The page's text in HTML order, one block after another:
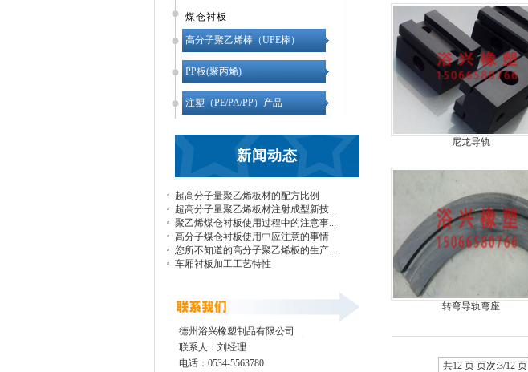
尼龙导轨
转弯导轨弯座
共12 页 页次:3/12 页
煤仓衬板
高分子聚乙烯棒（UPE棒）
PP板(聚丙烯)
注塑（PE/PA/PP）产品
新闻动态
超高分子量聚乙烯板材的配方比例
超高分子量聚乙烯板材注射成型新技...
聚乙烯煤仓衬板使用过程中的注意事...
高分子煤仓衬板使用中应注意的事情
您所不知道的高分子聚乙烯板的生产...
车厢衬板加工工艺特性
德州浴兴橡塑制品有限公司
联系人：刘经理
电话：0534-5563780